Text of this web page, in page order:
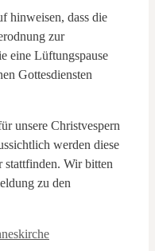
hinweisen, dass die
zur
eine Lüftungspause
Gottesdiensten
unsere Christvespern
werden diese
Wir bitten
zu den